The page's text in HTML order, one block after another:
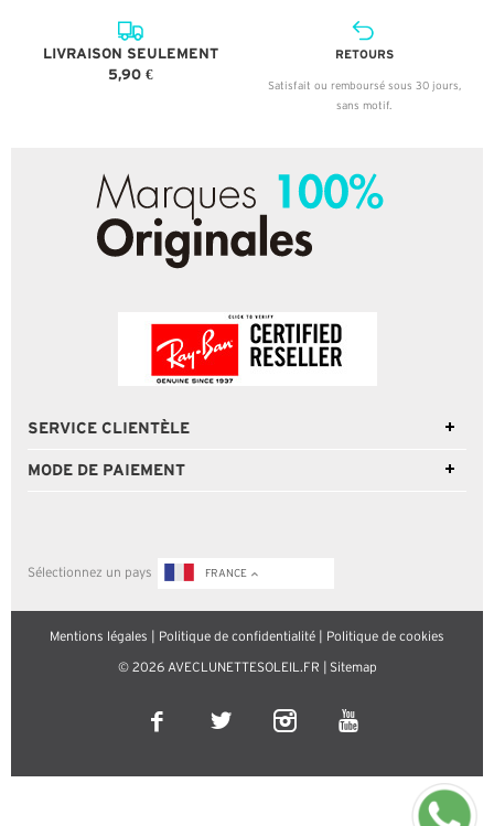
LIVRAISON SEULEMENT
5,90 €
RETOURS
Satisfait ou remboursé sous 30 jours,
sans motif.
SERVICE CLIENTÈLE
MODE DE PAIEMENT
Sélectionnez un pays FRANCE
Mentions légales Politique de confidentialité Politique de cookies
© 2026 AVECLUNETTESOLEIL.FR | Sitemap